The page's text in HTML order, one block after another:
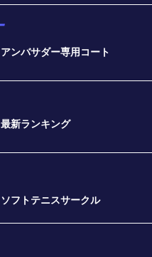
アンバサダー専用コート
最新ランキング
ソフトテニスサークル